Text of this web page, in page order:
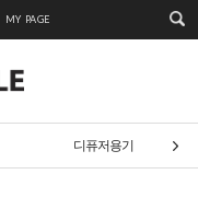
MY PAGE
디퓨저용기